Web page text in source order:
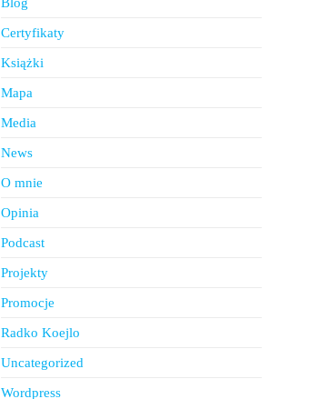
Certyfikaty
Książki
Mapa
Media
News
O mnie
Opinia
Podcast
Projekty
Promocje
Radko Koejlo
Uncategorized
Wordpress